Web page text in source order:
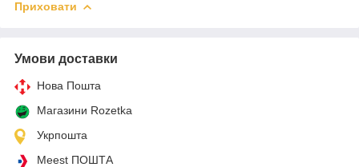
Приховати
Умови доставки
Нова Пошта
Магазини Rozetka
Укрпошта
Meest ПОШТА